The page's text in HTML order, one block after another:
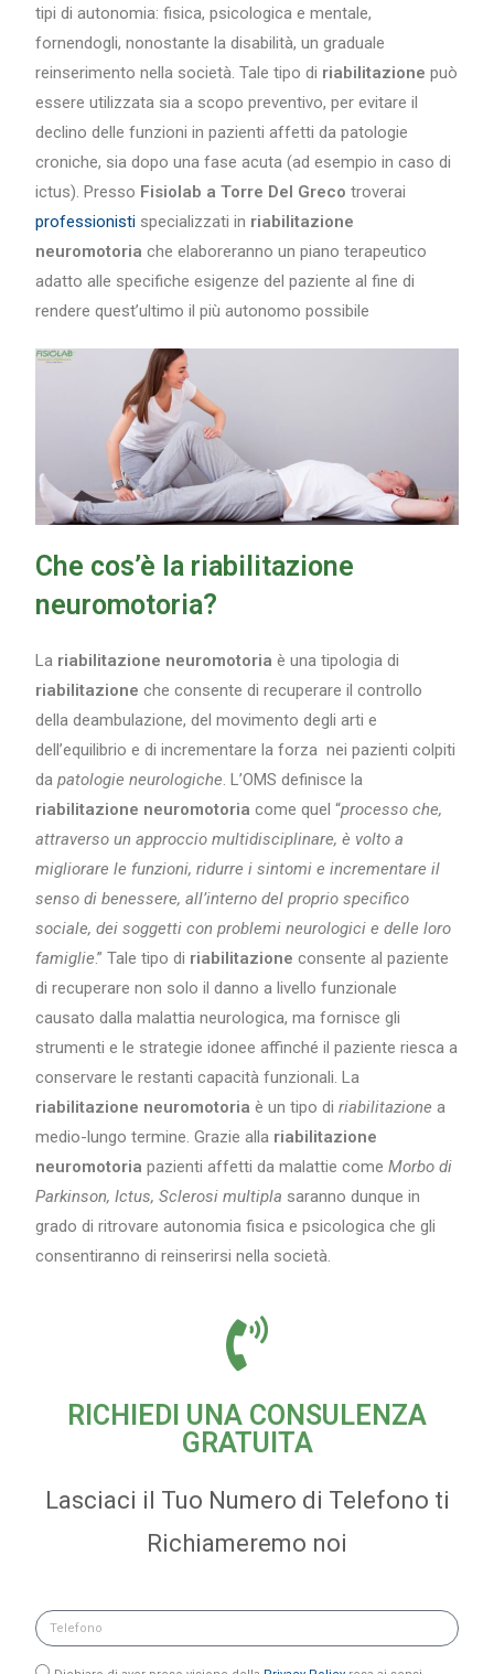
tipi di autonomia: fisica, psicologica e mentale,
fornendogli, nonostante la disabilità, un graduale
reinserimento nella società. Tale tipo di riabilitazione può
essere utilizzata sia a scopo preventivo, per evitare il
declino delle funzioni in pazienti affetti da patologie
croniche, sia dopo una fase acuta (ad esempio in caso di
ictus). Presso Fisiolab a Torre Del Greco troverai
professionisti specializzati in riabilitazione
neuromotoria che elaboreranno un piano terapeutico
adatto alle specifiche esigenze del paziente al fine di
rendere quest’ultimo il più autonomo possibile
Che cos’è la riabilitazione
neuromotoria?
La riabilitazione neuromotoria è una tipologia di
riabilitazione che consente di recuperare il controllo
della deambulazione, del movimento degli arti e
dell’equilibrio e di incrementare la forza nei pazienti colpiti
dapatologie neurologiche . L’OMS definisce la
riabilitazione neuromotoria come quel “processo che,
attraverso un approccio multidisciplinare, è volto a
migliorare le funzioni, ridurre i sintomi e incrementare il
senso di benessere, all’interno del proprio specifico
sociale, dei soggetti con problemi neurologici e delle loro
famiglie.” Tale tipo di riabilitazione consente al paziente
di recuperare non solo il danno a livello funzionale
causato dalla malattia neurologica, ma fornisce gli
strumenti e le strategie idonee affinché il paziente riesca a
conservare le restanti capacità funzionali. La
riabilitazione neuromotoria è un tipo diriabilitazionea
medio-lungo termine. Grazie alla riabilitazione
neuromotoria pazienti affetti da malattie comeMorbo di
Parkinson, Ictus, Sclerosi multipla saranno dunque in
grado di ritrovare autonomia fisica e psicologica che gli
consentiranno di reinserirsi nella società.
RICHIEDI UNA CONSULENZA
GRATUITA
Lasciaci il Tuo Numero di Telefono ti
Richiameremo noi